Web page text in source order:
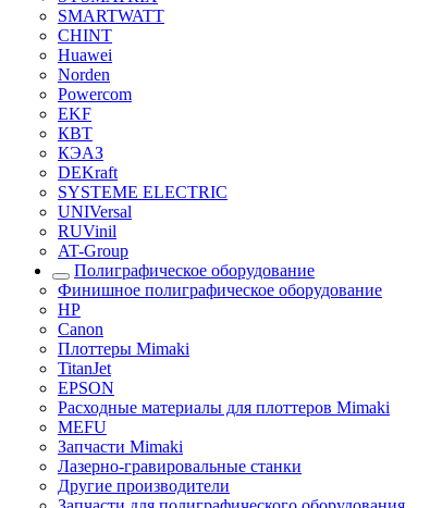
SMARTWATT
CHINT
Huawei
Norden
Powercom
EKF
КВТ
КЭАЗ
DEKraft
SYSTEME ELECTRIC
UNIVersal
RUVinil
AT-Group
Полиграфическое оборудование
Финишное полиграфическое оборудование
HP
Canon
Плоттеры Mimaki
TitanJet
EPSON
Расходные материалы для плоттеров Mimaki
MEFU
Запчасти Mimaki
Лазерно-гравировальные станки
Другие производители